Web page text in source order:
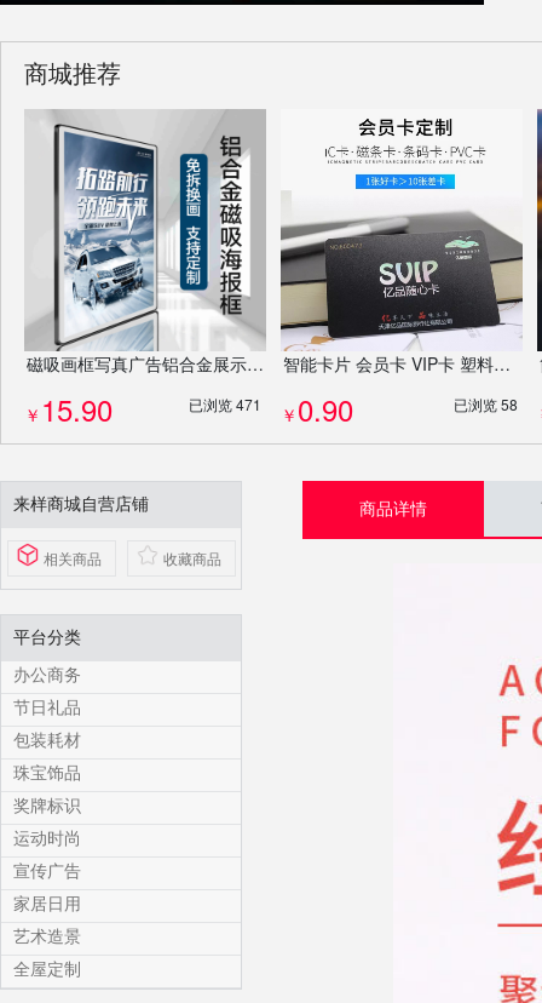
商城推荐
磁吸画框写真广告铝合金展示框宣传栏照片墙相框挂墙定制
￥ 15.90 已浏览 471
智能卡片 会员卡 VIP卡 塑料PVC卡 名片 卡片制作定制
￥ 0.90 已浏览 58
来样商城自营店铺
相关商品 收藏商品
平台分类
办公商务
节日礼品
包装耗材
珠宝饰品
奖牌标识
运动时尚
宣传广告
家居日用
艺术造景
全屋定制
商品详情